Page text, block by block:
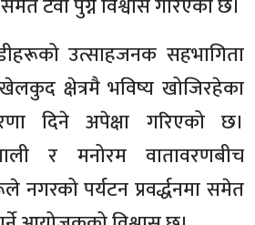
टेवा पुग्ने विश्वास गरिएको छ।
उत्साहजनक सहभागिता
क्षेत्रमै भविष्य खोजिरहेका
दिने अपेक्षा गरिएको छ।
र मनोरम वातावरणबीच
पर्यटन प्रवर्द्धनमा समेत